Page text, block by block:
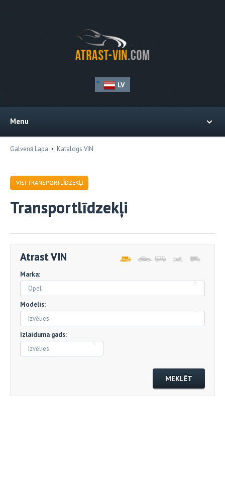
LV
Menu
Galvenā Lapa Katalogs VIN
VISI TRANSPORTLĪDZEKĻI
Transportlīdzekļi
Atrast VIN
Marka:
Opel
Modelis:
Izvēlies
Izlaiduma gads:
Izvēlies